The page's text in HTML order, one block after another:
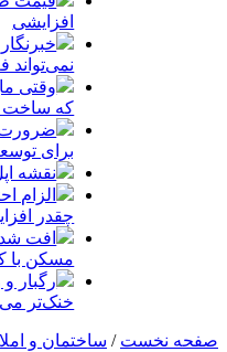
افزایشی
نمی‌تواند
وقتی
که ساخت
ضرورت
برای
نقشه
الزام
چقدر
افت
مسکن با
رگبار
خنک‌تر
صفحه نخست / ساختمان و